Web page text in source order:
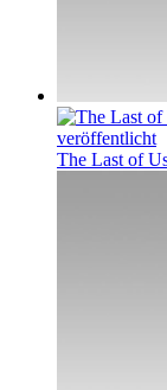
The Last of